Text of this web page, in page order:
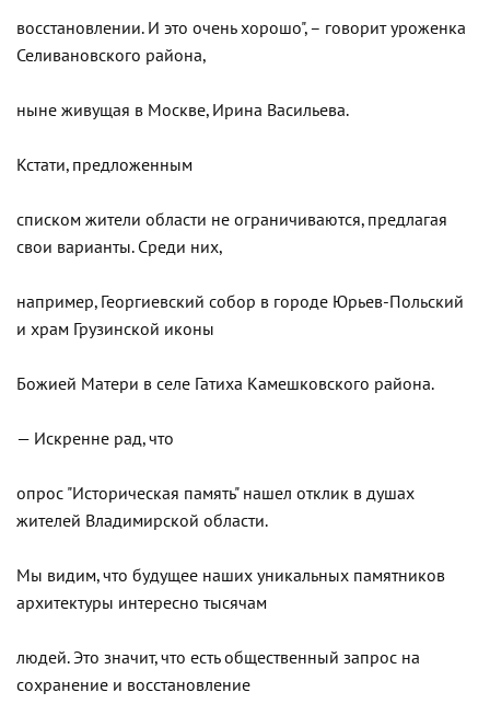
восстановлении. И это очень хорошо", – говорит уроженка
Селивановского района,
ныне живущая в Москве, Ирина Васильева.
Кстати, предложенным
списком жители области не ограничиваются, предлагая
свои варианты. Среди них,
например, Георгиевский собор в городе Юрьев-Польский
и храм Грузинской иконы
Божией Матери в селе Гатиха Камешковского района.
— Искренне рад, что
опрос "Историческая память" нашел отклик в душах
жителей Владимирской области.
Мы видим, что будущее наших уникальных памятников
архитектуры интересно тысячам
людей. Это значит, что есть общественный запрос на
сохранение и восстановление